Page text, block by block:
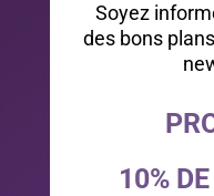
Soyez
des bons
10%